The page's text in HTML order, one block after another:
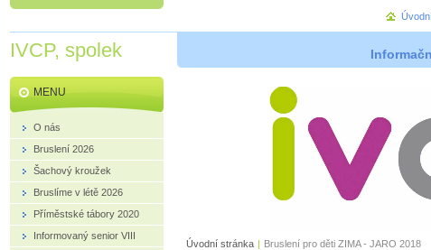
IVCP, spolek
Úvodní stránka | Bruslení pro děti ZIMA - JARO 2018
MENU
O nás
Bruslení 2026
Šachový kroužek
Bruslíme v létě 2026
Příměstské tábory 2020
Informovaný senior VIII